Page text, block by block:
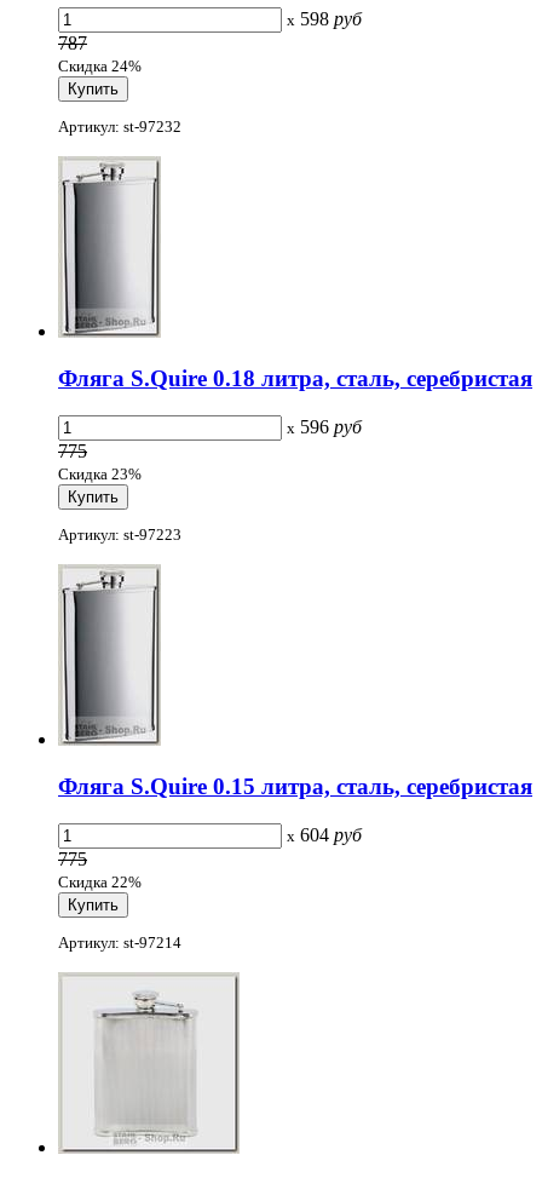
x 598 руб
787
Скидка 24%
Артикул: st-97232
Фляга S.Quire 0.18 литра, сталь, серебристая
x 596 руб
775
Скидка 23%
Артикул: st-97223
Фляга S.Quire 0.15 литра, сталь, серебристая
x 604 руб
775
Скидка 22%
Артикул: st-97214